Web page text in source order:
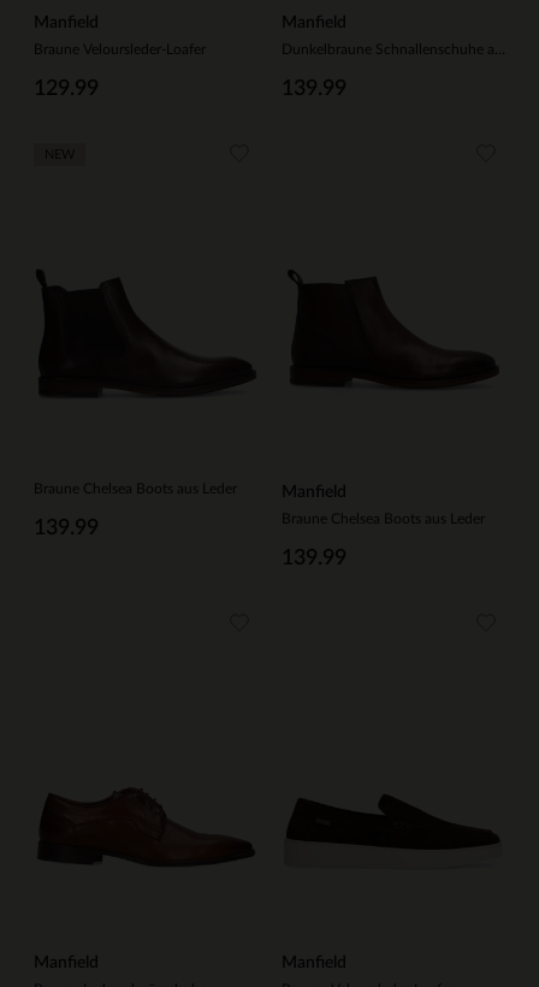
Manfield
Braune Veloursleder-Loafer
129.99
Manfield
139.99
Braune Chelsea Boots aus Leder
139.99
Manfield
Braune Chelsea Boots aus Leder
139.99
Manfield Manfield